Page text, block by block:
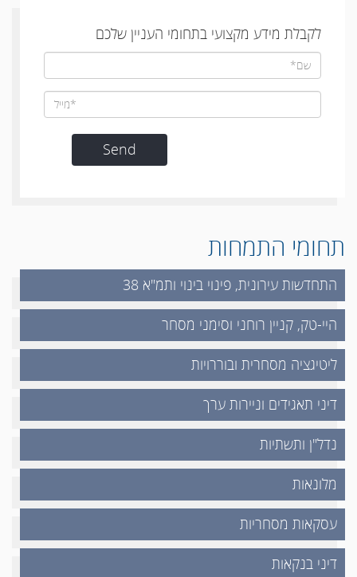
לקבלת מידע מקצועי בתחומי העניין שלכם
תחומי התמחות
התחדשות עירונית, פינוי בינוי ותמ"א 38
היי-טק, קניין רוחני וסימני מסחר
ליטיגציה מסחרית ובוררויות
דיני תאגידים וניירות ערך
נדל"ן ותשתיות
מלונאות
עסקאות מסחריות
דיני בנקאות